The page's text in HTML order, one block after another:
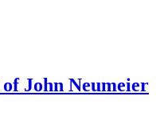
John Neumeier